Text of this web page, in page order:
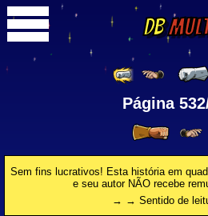
DB
Página
Sem fins lucrativos! Esta história em
e seu autor NÃO recebe
→ → Sentido de